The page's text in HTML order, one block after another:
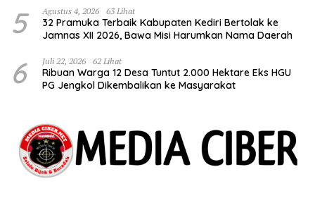
5 Agustus 4, 2026 63 Lihat
32 Pramuka Terbaik Kabupaten Kediri Bertolak ke
Jamnas XII 2026, Bawa Misi Harumkan Nama Daerah
6 Juli 22, 2026 62 Lihat
Ribuan Warga 12 Desa Tuntut 2.000 Hektare Eks HGU
PG Jengkol Dikembalikan ke Masyarakat